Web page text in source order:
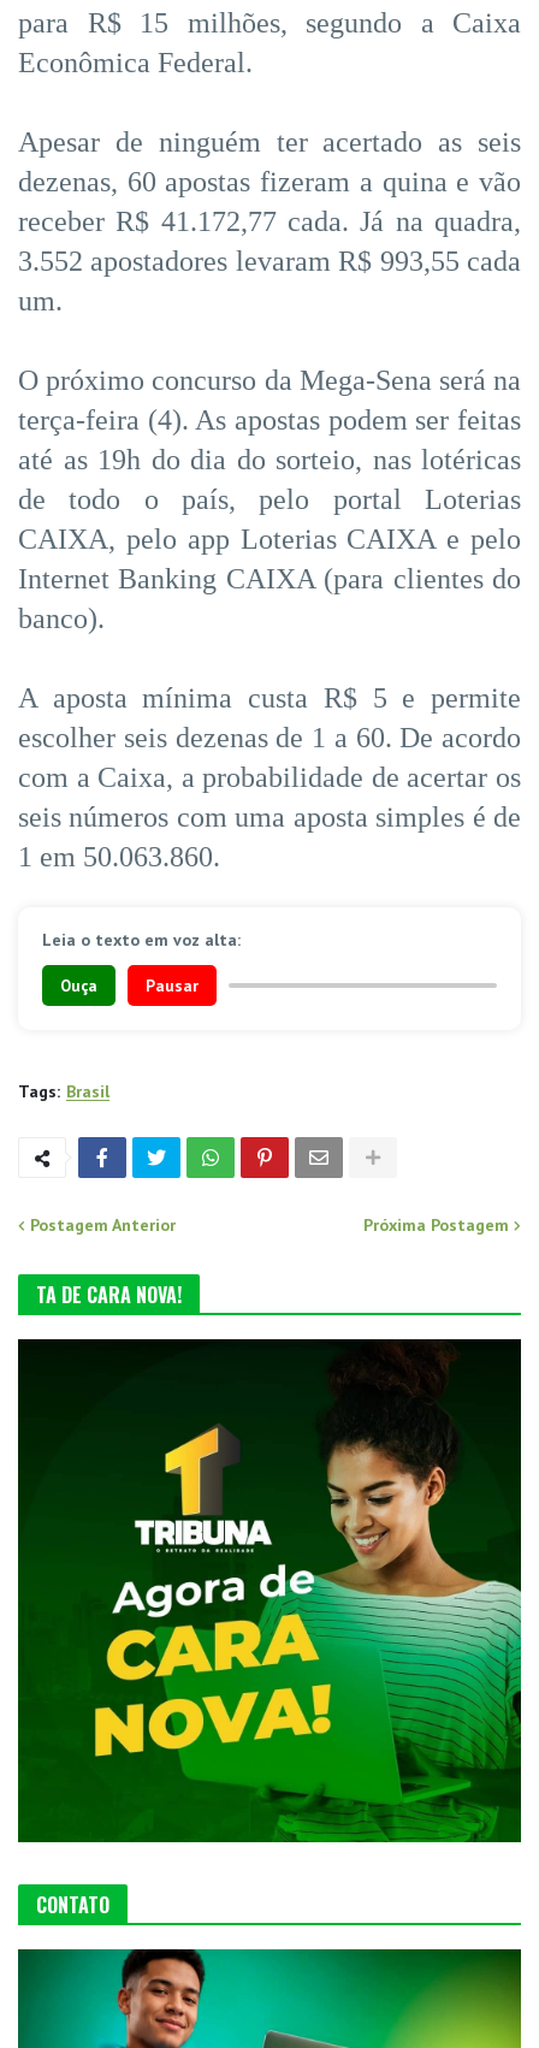
para R$ 15 milhões, segundo a Caixa
Econômica Federal.
Apesar de ninguém ter acertado as seis
dezenas, 60 apostas fizeram a quina e vão
receber R$ 41.172,77 cada. Já na quadra,
3.552 apostadores levaram R$ 993,55 cada
um.
O próximo concurso da Mega-Sena será na
terça-feira (4). As apostas podem ser feitas
até as 19h do dia do sorteio, nas lotéricas
de todo o país, pelo portal Loterias
CAIXA, pelo app Loterias CAIXA e pelo
Internet Banking CAIXA (para clientes do
banco).
A aposta mínima custa R$ 5 e permite
escolher seis dezenas de 1 a 60. De acordo
com a Caixa, a probabilidade de acertar os
seis números com uma aposta simples é de
1 em 50.063.860.
Leia o texto em voz alta:
Ouça Pausar
Tags: Brasil
Postagem Anterior Próxima Postagem
TA DE CARA NOVA!
CONTATO